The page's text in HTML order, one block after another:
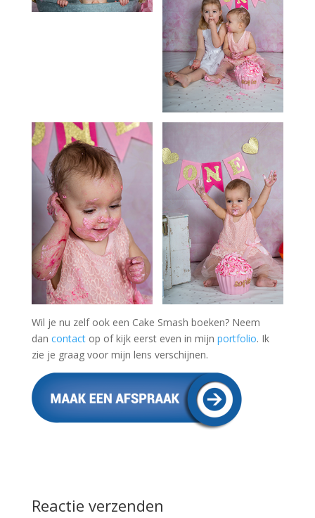
Wil je nu zelf ook een Cake Smash boeken? Neem
dan contactop of kijk eerst even in mijn portfolio. Ik
zie je graag voor mijn lens verschijnen.
Reactie verzenden